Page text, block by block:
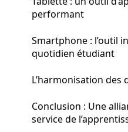
performant
Smartphone : l’outil
quotidien étudiant
L’harmonisation des
Conclusion : Une
service de